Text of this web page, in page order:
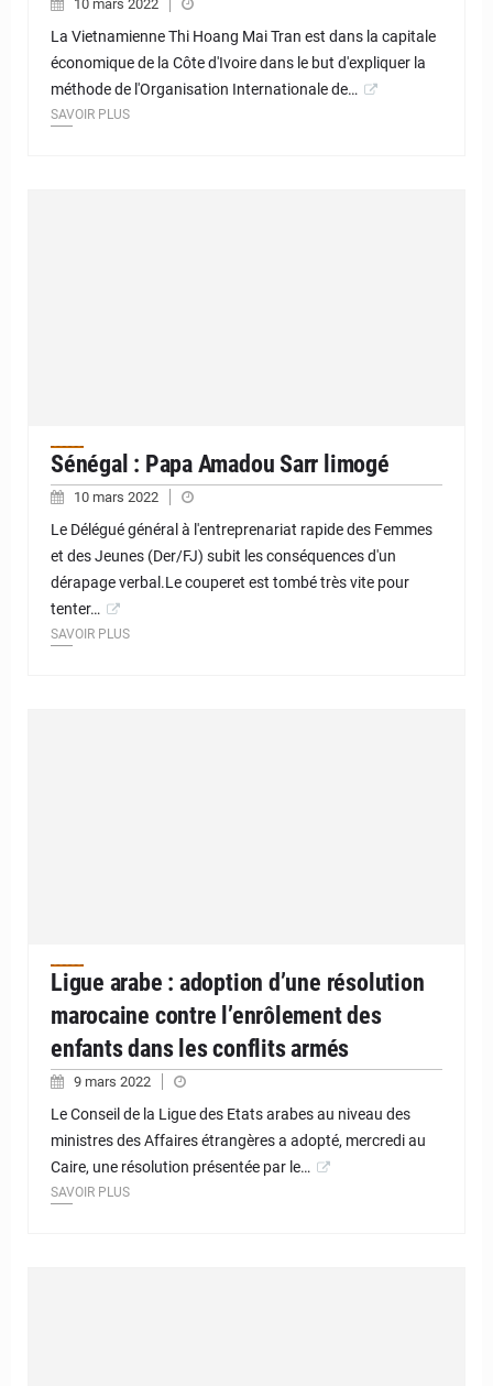
10 mars 2022
La Vietnamienne Thi Hoang Mai Tran est dans la capitale
économique de la Côte d'Ivoire dans le but d'expliquer la
méthode de l'Organisation Internationale de…
SAVOIR PLUS
Sénégal : Papa Amadou Sarr limogé
10 mars 2022
Le Délégué général à l'entreprenariat rapide des Femmes
et des Jeunes (Der/FJ) subit les conséquences d'un
dérapage verbal.Le couperet est tombé très vite pour
tenter…
SAVOIR PLUS
Ligue arabe : adoption d’une résolution
marocaine contre l’enrôlement des
enfants dans les conflits armés
9 mars 2022
Le Conseil de la Ligue des Etats arabes au niveau des
ministres des Affaires étrangères a adopté, mercredi au
Caire, une résolution présentée par le…
SAVOIR PLUS